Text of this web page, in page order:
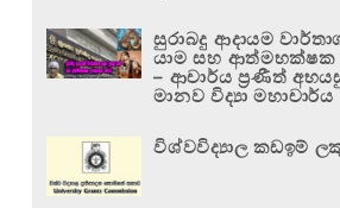
සුරාබදු ආදායම
යාම සහ ආත්මභක්ෂක
– ආචාර්ය ප්‍රණීත්
මානව විද්‍යා මහාචාර්ය
විශ්වවිද්‍යාල කඩඉම්